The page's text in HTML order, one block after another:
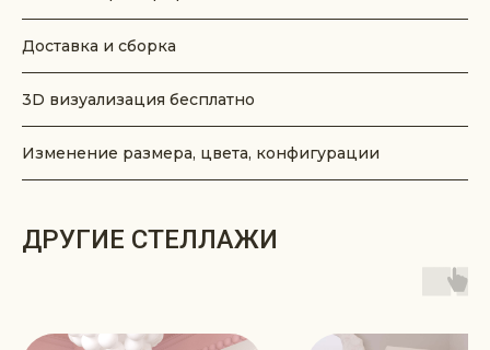
Доставка и сборка
3D визуализация бесплатно
Изменение размера, цвета, конфигурации
ДРУГИЕ СТЕЛЛАЖИ